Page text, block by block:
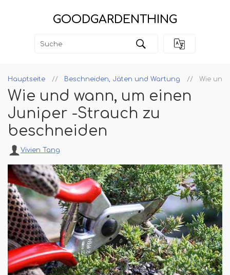
GOODGARDENTHING
Hauptseite Beschneiden, Jäten und Wartung Wie und
Wie und wann, um einen
Juniper -Strauch zu
beschneiden
Vivien Tang